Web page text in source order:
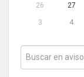
26
27
3 4